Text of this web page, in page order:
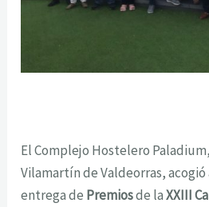
El Complejo Hostelero
Vilamartín de Valdeorras,
entrega de Premiosde laXXIII